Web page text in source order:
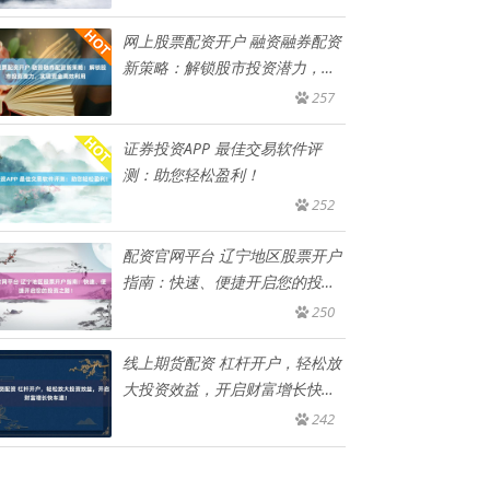
网上股票配资开户 融资融券配资
新策略：解锁股市投资潜力，实
257
证券投资APP 最佳交易软件评
测：助您轻松盈利！
252
配资官网平台 辽宁地区股票开户
指南：快速、便捷开启您的投资
250
线上期货配资 杠杆开户，轻松放
大投资效益，开启财富增长快车
242